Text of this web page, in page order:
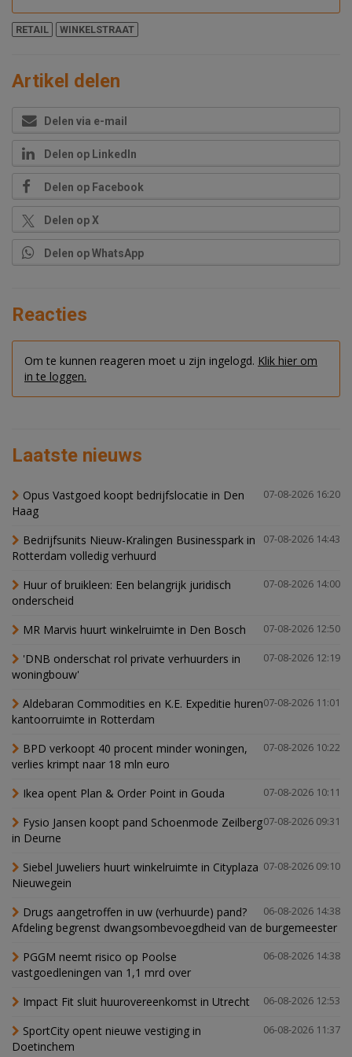
RETAIL WINKELSTRAAT
Artikel delen
Delen via e-mail
Delen op LinkedIn
Delen op Facebook
Delen op X
Delen op WhatsApp
Reacties
Om te kunnen reageren moet u zijn ingelogd. Klik hier om
in te loggen.
Laatste nieuws
07-08-2026 16:20
Opus Vastgoed koopt bedrijfslocatie in Den
Haag
07-08-2026 14:43
Bedrijfsunits Nieuw-Kralingen Businesspark in
Rotterdam volledig verhuurd
07-08-2026 14:00
Huur of bruikleen: Een belangrijk juridisch
onderscheid
07-08-2026 12:50
MR Marvis huurt winkelruimte in Den Bosch
07-08-2026 12:19
'DNB onderschat rol private verhuurders in
woningbouw'
07-08-2026 11:01
Aldebaran Commodities en K.E. Expeditie huren
kantoorruimte in Rotterdam
07-08-2026 10:22
BPD verkoopt 40 procent minder woningen,
verlies krimpt naar 18 mln euro
07-08-2026 10:11
Ikea opent Plan & Order Point in Gouda
07-08-2026 09:31
Fysio Jansen koopt pand Schoenmode Zeilberg
in Deurne
07-08-2026 09:10
Siebel Juweliers huurt winkelruimte in Cityplaza
Nieuwegein
06-08-2026 14:38
Drugs aangetroffen in uw (verhuurde) pand?
Afdeling begrenst dwangsombevoegdheid van de burgemeester
06-08-2026 14:38
PGGM neemt risico op Poolse
vastgoedleningen van 1,1 mrd over
06-08-2026 12:53
Impact Fit sluit huurovereenkomst in Utrecht
06-08-2026 11:37
SportCity opent nieuwe vestiging in
Doetinchem